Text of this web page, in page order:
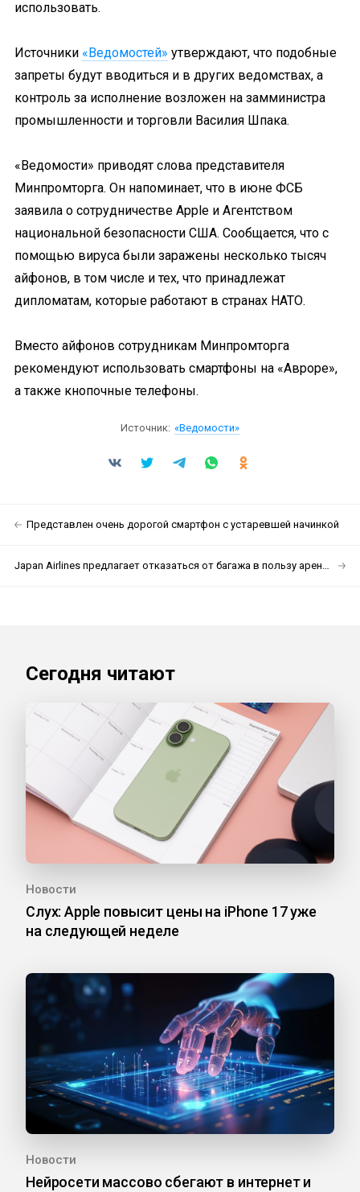
использовать.
Источники «Ведомостей» утверждают, что подобные
запреты будут вводиться и в других ведомствах, а
контроль за исполнение возложен на замминистра
промышленности и торговли Василия Шпака.
«Ведомости» приводят слова представителя
Минпромторга. Он напоминает, что в июне ФСБ
заявила о сотрудничестве Apple и Агентством
национальной безопасности США. Сообщается, что с
помощью вируса были заражены несколько тысяч
айфонов, в том числе и тех, что принадлежат
дипломатам, которые работают в странах НАТО.
Вместо айфонов сотрудникам Минпромторга
рекомендуют использовать смартфоны на «Авроре»,
а также кнопочные телефоны.
Источник: «Ведомости»
Представлен очень дорогой смартфон с устаревшей начинкой
Japan Airlines предлагает отказаться от багажа в пользу аренды одежды
Сегодня читают
Новости
Слух: Apple повысит цены на iPhone 17 уже
на следующей неделе
Новости
Нейросети массово сбегают в интернет и